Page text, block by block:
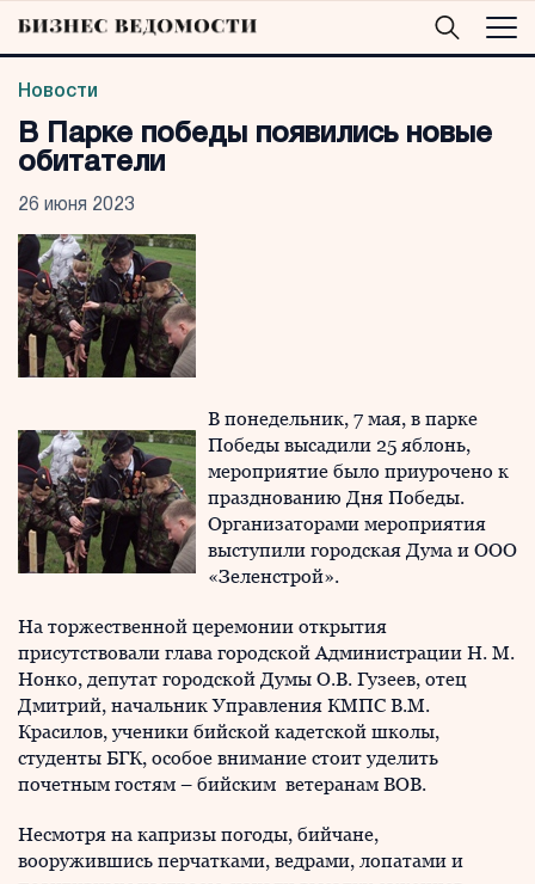
Новости
В Парке победы появились новые
обитатели
26 июня 2023
В понедельник, 7 мая, в парке
Победы высадили 25 яблонь,
мероприятие было приурочено к
празднованию Дня Победы.
Организаторами мероприятия
выступили городская Дума и ООО
«Зеленстрой».
На торжественной церемонии открытия
присутствовали глава городской Администрации Н. М.
Нонко, депутат городской Думы О.В. Гузеев, отец
Дмитрий, начальник Управления КМПС В.М.
Красилов, ученики бийской кадетской школы,
студенты БГК, особое внимание стоит уделить
почетным гостям – бийским ветеранам ВОВ.
Несмотря на капризы погоды, бийчане,
вооружившись перчатками, ведрами, лопатами и